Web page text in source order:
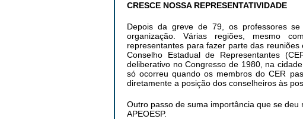
CRESCE NOSSA REPRESENTATIVIDADE
Depois da greve de 79, os professores
organização. Várias regiões, mesmo
representantes para fazer parte das
Conselho Estadual de Representantes
deliberativo no Congresso de 1980, na
só ocorreu quando os membros do CER
diretamente a posição dos conselheiros às
Outro passo de suma importância que se
APEOESP.